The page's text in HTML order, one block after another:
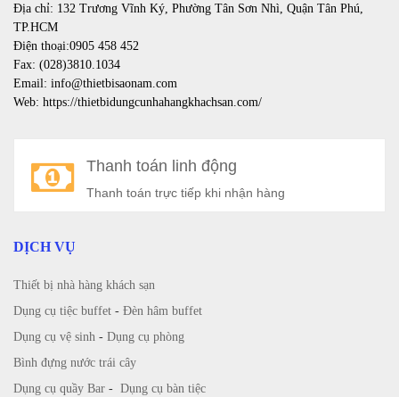
Địa chỉ: 132 Trương Vĩnh Ký, Phường Tân Sơn Nhì, Quận Tân Phú,
TP.HCM
Điện thoại:0905 458 452
Fax: (028)3810.1034
Email: info@thietbisaonam.com
Web: https://thietbidungcunhahangkhachsan.com/
Thanh toán linh động
Thanh toán trực tiếp khi nhận hàng
DỊCH VỤ
Thiết bị nhà hàng khách sạn
Dụng cụ tiệc buffet - Đèn hâm buffet
Dụng cụ vệ sinh - Dụng cụ phòng
Bình đựng nước trái cây
Dụng cụ quầy Bar - Dụng cụ bàn tiệc